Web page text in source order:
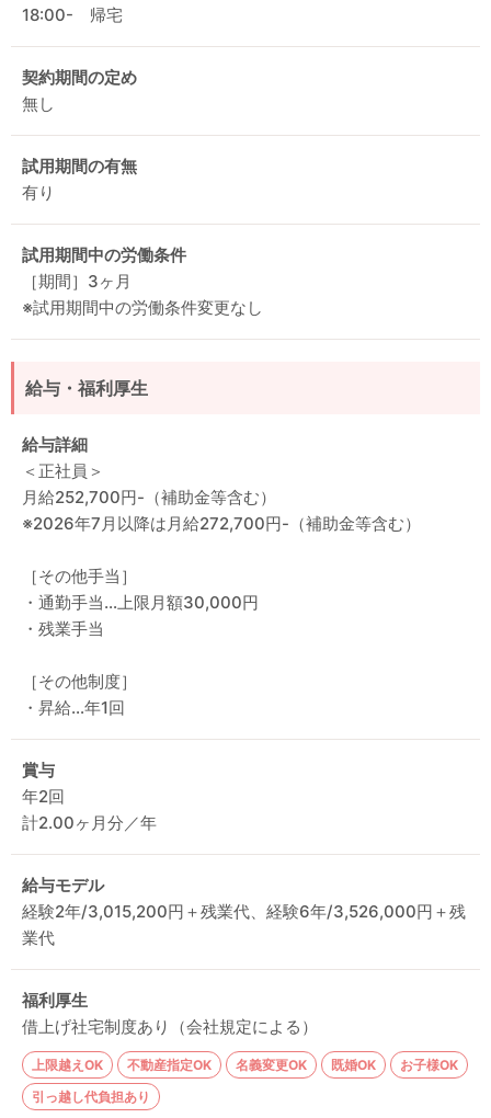
18:00- 帰宅
契約期間の定め
無し
試用期間の有無
有り
試用期間中の労働条件
［期間］3ヶ月
※試用期間中の労働条件変更なし
給与・福利厚生
給与詳細
＜正社員＞
月給252,700円-（補助金等含む）
※2026年7月以降は月給272,700円-（補助金等含む）
［その他手当］
・通勤手当…上限月額30,000円
・残業手当
［その他制度］
・昇給…年1回
賞与
年2回
計2.00ヶ月分／年
給与モデル
経験2年/3,015,200円＋残業代、経験6年/3,526,000円＋残
業代
福利厚生
借上げ社宅制度あり（会社規定による）
上限越えOK 不動産指定OK 名義変更OK 既婚OK
お子様OK
引っ越し代負担あり